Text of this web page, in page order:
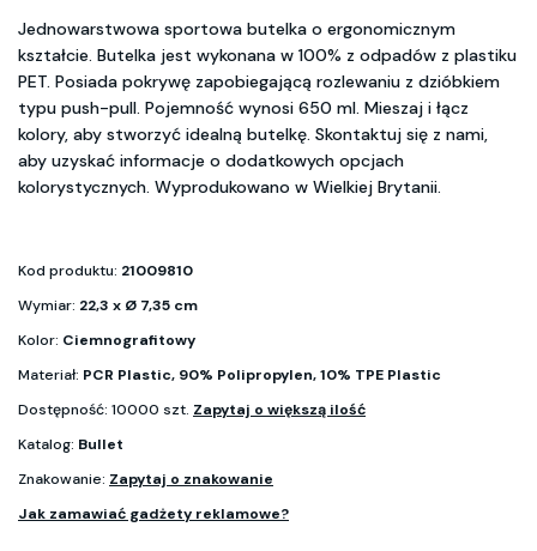
Jednowarstwowa sportowa butelka o ergonomicznym
kształcie. Butelka jest wykonana w 100% z odpadów z plastiku
PET. Posiada pokrywę zapobiegającą rozlewaniu z dzióbkiem
typu push-pull. Pojemność wynosi 650 ml. Mieszaj i łącz
kolory, aby stworzyć idealną butelkę. Skontaktuj się z nami,
aby uzyskać informacje o dodatkowych opcjach
kolorystycznych. Wyprodukowano w Wielkiej Brytanii.
Kod produktu: 21009810
Wymiar: 22,3 x Ø 7,35 cm
Kolor: Ciemnografitowy
Materiał: PCR Plastic, 90% Polipropylen, 10% TPE Plastic
Dostępność: 10000 szt. Zapytaj o większą ilość
Katalog: Bullet
Znakowanie: Zapytaj o znakowanie
Jak zamawiać gadżety reklamowe?